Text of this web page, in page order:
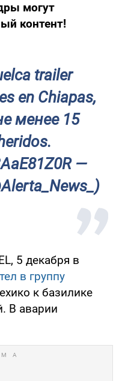
могут
контент!
trailer
en Chiapas,
менее 15
—
5 декабря в
в группу
к базилике
В аварии